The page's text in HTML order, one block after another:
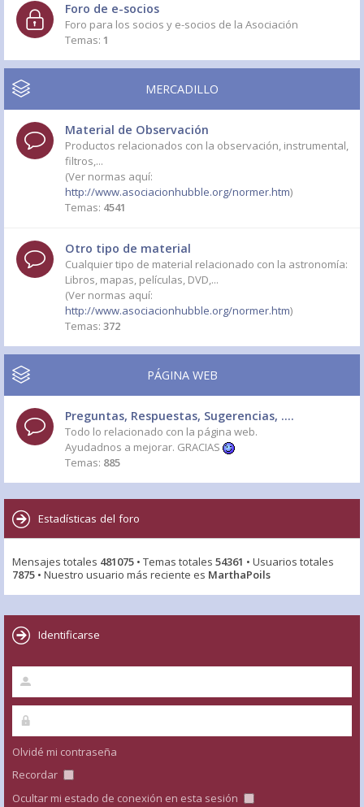
Foro de e-socios
Foro para los socios y e-socios de la Asociación
Temas: 1
MERCADILLO
Material de Observación
Productos relacionados con la observación, instrumental,
filtros,...
(Ver normas aquí:
http://www.asociacionhubble.org/normer.htm)
Temas: 4541
Otro tipo de material
Cualquier tipo de material relacionado con la astronomía:
Libros, mapas, películas, DVD,...
(Ver normas aquí:
http://www.asociacionhubble.org/normer.htm)
Temas: 372
PÁGINA WEB
Preguntas, Respuestas, Sugerencias, ....
Todo lo relacionado con la página web.
Ayudadnos a mejorar. GRACIAS
Temas: 885
Estadísticas del foro
Mensajes totales 481075 • Temas totales 54361 • Usuarios totales
7875 • Nuestro usuario más reciente es MarthaPoils
Identificarse
Olvidé mi contraseña
Recordar
Ocultar mi estado de conexión en esta sesión